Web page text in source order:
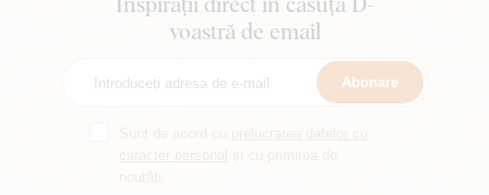
voastră de email
Abonare